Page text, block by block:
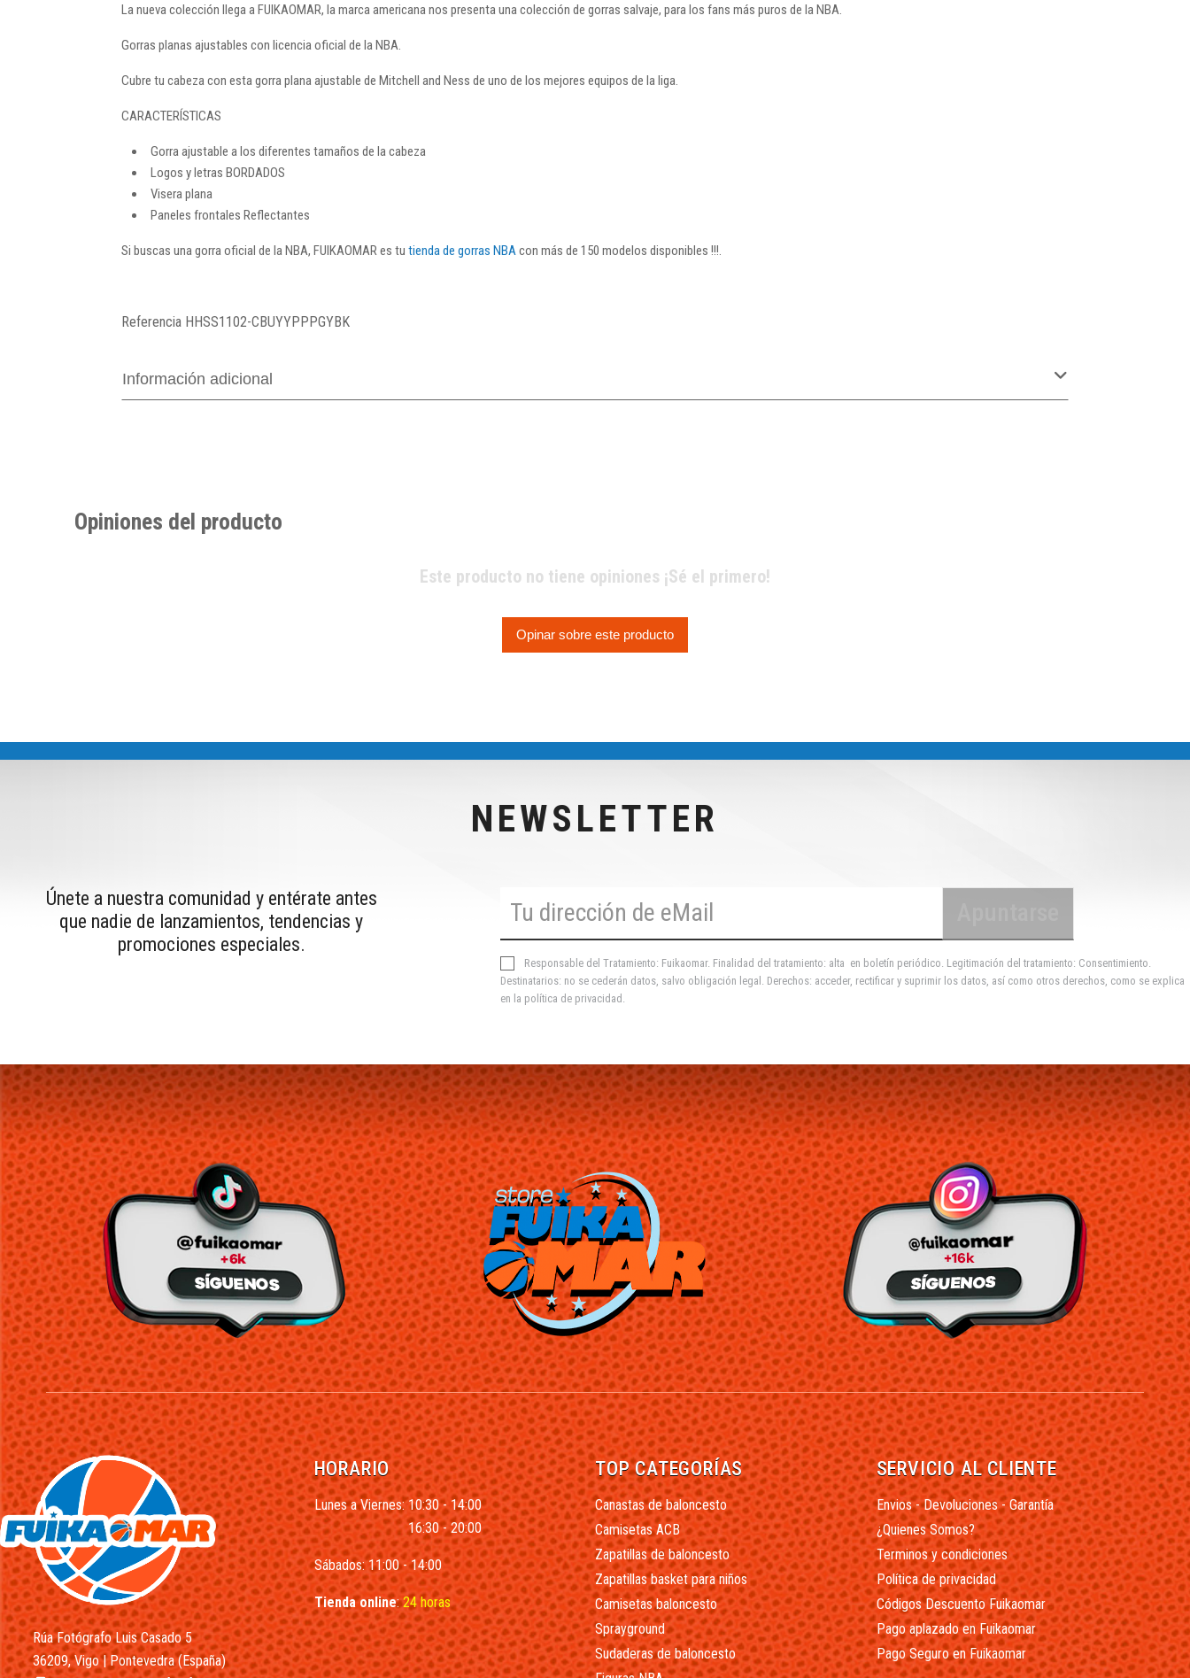
La nueva colección llega a FUIKAOMAR, la marca americana nos presenta una colección de gorras salvaje, para los fans más puros de la NBA.
Gorras planas ajustables con licencia oficial de la NBA.
Cubre tu cabeza con esta gorra plana ajustable de Mitchell and Ness de uno de los mejores equipos de la liga.
CARACTERÍSTICAS
Gorra ajustable a los diferentes tamaños de la cabeza
Logos y letras BORDADOS
Visera plana
Paneles frontales Reflectantes
Si buscas una gorra oficial de la NBA, FUIKAOMAR es tu tienda de gorras NBAcon más de 150 modelos disponibles !!!.
Referencia HHSS1102-CBUYYPPPGYBK
Información adicional
Opiniones del producto
Este producto no tiene opiniones ¡Sé el primero!
Opinar sobre este producto
NEWSLETTER
Únete a nuestra comunidad y entérate antes
que nadie de lanzamientos, tendencias y
promociones especiales.
Responsable del Tratamiento: Fuikaomar. Finalidad del tratamiento: alta en boletín periódico. Legitimación del tratamiento: Consentimiento.
Destinatarios: no se cederán datos, salvo obligación legal. Derechos: acceder, rectificar y suprimir los datos, así como otros derechos, como se explica
en la política de privacidad
Rúa Fotógrafo Luis Casado 5
36209, Vigo | Pontevedra (España)
HORARIO
Lunes a Viernes: 10:30 - 14:00
16:30 - 20:00
Sábados: 11:00 - 14:00
Tienda online:24 horas
TOP CATEGORÍAS
Canastas de baloncesto
Camisetas ACB
Zapatillas de baloncesto
Zapatillas basket para niños
Camisetas baloncesto
Sprayground
Sudaderas de baloncesto
SERVICIO AL CLIENTE
Envios - Devoluciones - Garantía
¿Quienes Somos?
Terminos y condiciones
Política de privacidad
Códigos Descuento Fuikaomar
Pago aplazado en Fuikaomar
Pago Seguro en Fuikaomar